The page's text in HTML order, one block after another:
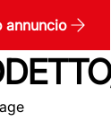
annuncio